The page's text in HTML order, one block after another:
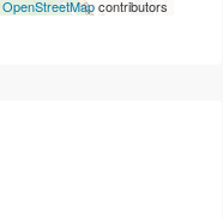
OpenStreetMapcontributors